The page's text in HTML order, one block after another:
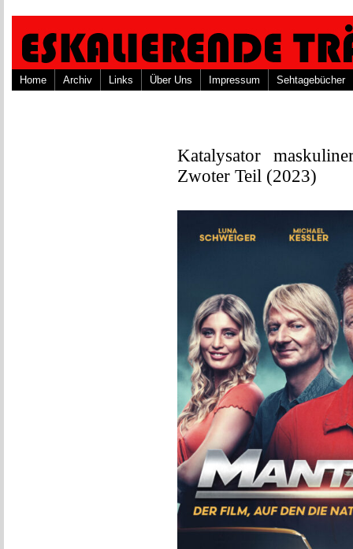
Home Archiv Links Über Uns Impressum Sehtagebücher
Katalysator
Zwoter Teil (2023)